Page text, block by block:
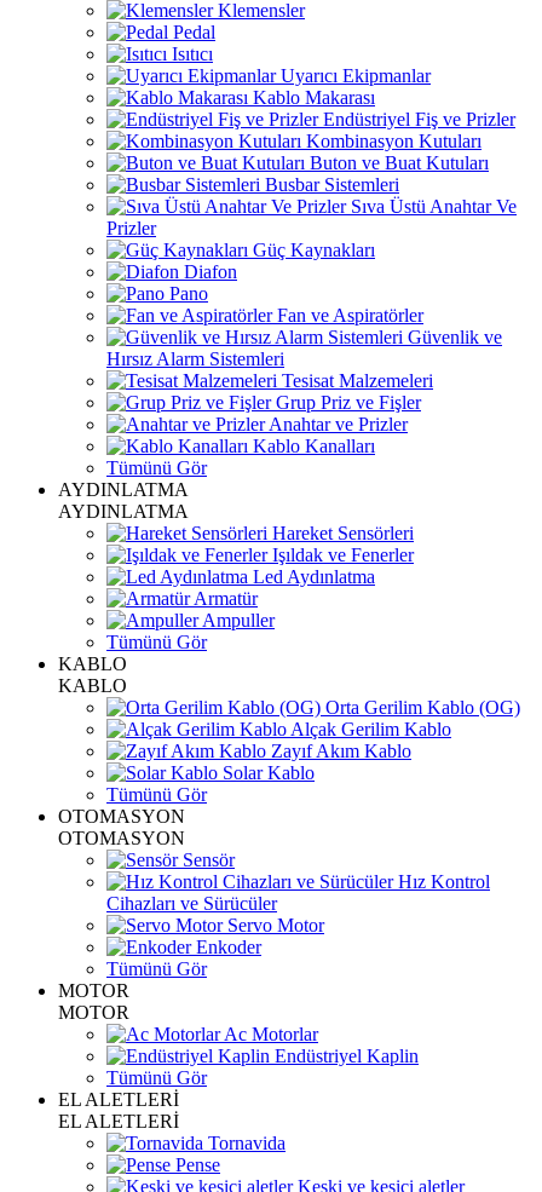
Klemensler
Pedal
Isıtıcı
Uyarıcı Ekipmanlar
Kablo Makarası
Endüstriyel Fiş ve Prizler
Kombinasyon Kutuları
Buton ve Buat Kutuları
Busbar Sistemleri
Sıva Üstü Anahtar Ve
Prizler
Güç Kaynakları
Diafon
Pano
Fan ve Aspiratörler
Güvenlik ve
Hırsız Alarm Sistemleri
Tesisat Malzemeleri
Grup Priz ve Fişler
Anahtar ve Prizler
Kablo Kanalları
Tümünü Gör
AYDINLATMA
AYDINLATMA
Hareket Sensörleri
Işıldak ve Fenerler
Led Aydınlatma
Armatür
Ampuller
Tümünü Gör
KABLO
KABLO
Orta Gerilim Kablo (OG)
Alçak Gerilim Kablo
Zayıf Akım Kablo
Solar Kablo
Tümünü Gör
OTOMASYON
OTOMASYON
Sensör
Hız Kontrol
Cihazları ve Sürücüler
Servo Motor
Enkoder
Tümünü Gör
MOTOR
MOTOR
Ac Motorlar
Endüstriyel Kaplin
Tümünü Gör
EL ALETLERİ
EL ALETLERİ
Tornavida
Pense
Keski ve kesici aletler